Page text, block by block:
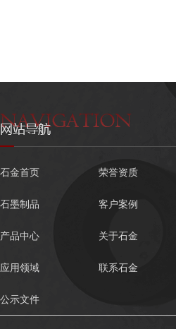
石金首页 荣誉资质
石墨制品 客户案例
产品中心 关于石金
应用领域 联系石金
公示文件